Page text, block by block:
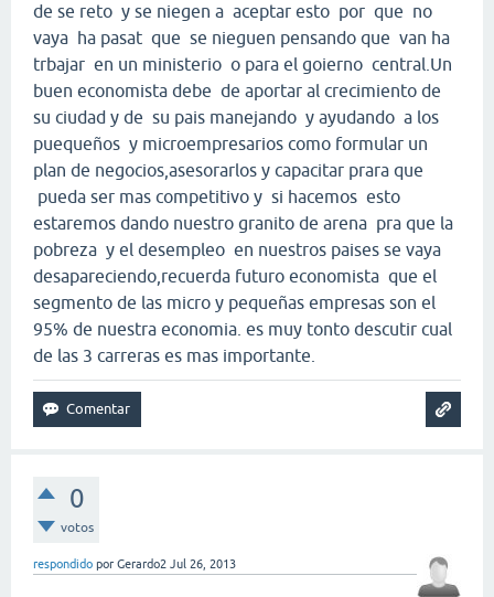
de se reto y se niegen a aceptar esto por que no
vaya ha pasat que se nieguen pensando que van ha
trbajar en un ministerio o para el goierno central.Un
buen economista debe de aportar al crecimiento de
su ciudad y de su pais manejando y ayudando a los
puequeños y microempresarios como formular un
plan de negocios,asesorarlos y capacitar prara que
pueda ser mas competitivo y si hacemos esto
estaremos dando nuestro granito de arena pra que la
pobreza y el desempleo en nuestros paises se vaya
desapareciendo,recuerda futuro economista que el
segmento de las micro y pequeñas empresas son el
95% de nuestra economia. es muy tonto descutir cual
de las 3 carreras es mas importante.
0
votos
respondido por Gerardo2 Jul 26, 2013